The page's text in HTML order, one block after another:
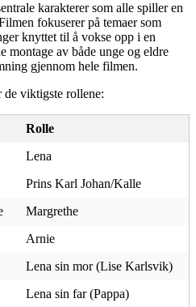
karakterer som alle spiller en
fokuserer på temaer som
knyttet til å vokse opp i en
montage av både unge og eldre
gjennom hele filmen.
de viktigste rollene:
Rolle
Lena
Prins Karl Johan/Kalle
Margrethe
Arnie
Lena sin mor (Lise Karlsvik)
Lena sin far (Pappa)